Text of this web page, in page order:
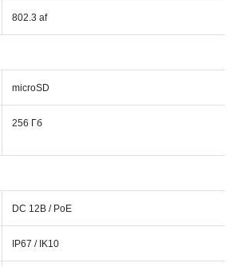
802.3 af
microSD
256 Гб
DC 12В / PoE
IP67 / IK10